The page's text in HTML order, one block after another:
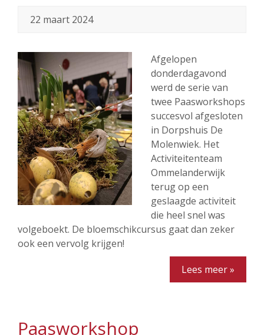
22 maart 2024
Afgelopen
donderdagavond
werd de serie van
twee Paasworkshops
succesvol afgesloten
in Dorpshuis De
Molenwiek. Het
Activiteitenteam
Ommelanderwijk
terug op een
geslaagde activiteit
die heel snel was
volgeboekt. De bloemschikcursus gaat dan zeker
ook een vervolg krijgen!
Lees meer »
Paasworkshop